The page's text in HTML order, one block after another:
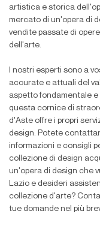
artistica e storica
mercato di un'opera di
vendite passate di
dell'arte.
I nostri esperti sono a
accurate e attuali del
aspetto fondamentale e
questa cornice di
d'Aste offre i propri
design. Potete
informazioni e consigli
collezione di design
un'opera di design che
Lazio e desideri
collezione d'arte?
tue domande nel più